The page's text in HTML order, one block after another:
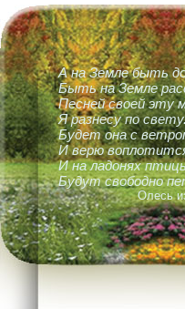
А на Земле быть
Быть на Земле
Песней своей эту
Я разнесу по
Будет она с
И верю
И на ладонях
Будут свободно
Олесь